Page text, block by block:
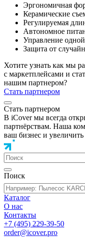
Эргономичная
Керамические
Регулируемая
Автономное
Управление
Защита от
Хотите узнать как мы
с маркетплейсами и
нашим партнером?
Стать партнером
Стать партнером
В iCover мы всегда
партнёрствам. Наша
ваш бизнес и
Поиск
Каталог
О нас
Контакты
+7 (495) 229-39-50
order@icover.pro